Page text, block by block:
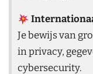
Je bewijs van
in privacy,
cybersecurity.